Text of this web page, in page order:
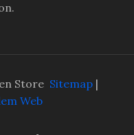
Store Sitemap|
Web